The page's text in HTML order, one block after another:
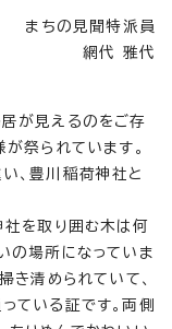
まちの見聞特派員
網代 雅代
が見えるのをご存
祭られています。
、豊川稲荷神社と
社を取り囲む木は何
の場所になっていま
き清められていて、
ている証です。両側